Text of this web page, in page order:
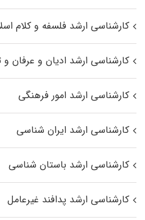
کارشناسی ارشد فلسفه و کلام
کارشناسی ارشد ادیان و عرفان
کارشناسی ارشد امور فرهنگی
کارشناسی ارشد ایران شناسی
کارشناسی ارشد باستان شناسی
کارشناسی ارشد پدافند غیرعامل